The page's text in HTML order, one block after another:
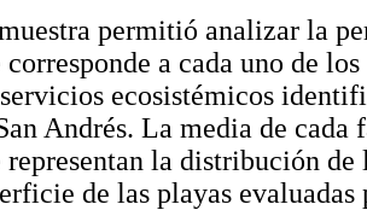
permitió analizar la
corresponde a cada uno de
ecosistémicos
Andrés. La media de
representan la distribución de
de las playas